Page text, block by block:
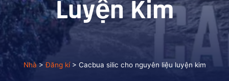
Luyện Kim
Nhà>Đăng kí> Cacbua silic cho nguyên liệu luyện kim